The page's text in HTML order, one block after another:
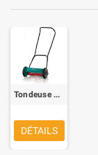
Tondeuse Manuelle BOSCH AHM38C
DÉTAILS